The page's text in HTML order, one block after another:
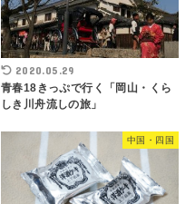
2020.05.29
青春18きっぷで行く「岡山・くら
しき川舟流しの旅」
中国・四国